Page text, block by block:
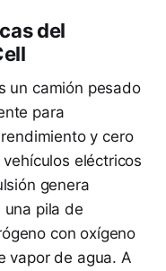
del
un camión pesado
para
y cero
eléctricos
genera
pila de
con oxígeno
vapor de agua. A